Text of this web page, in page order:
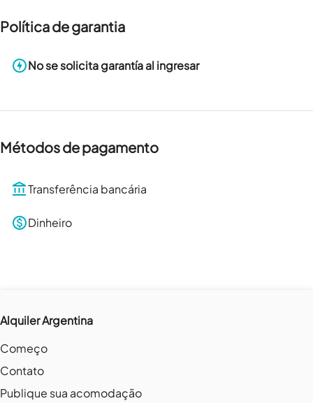
Política de garantia
No se solicita garantía al ingresar
Métodos de pagamento
Transferência bancária
Dinheiro
Alquiler Argentina
Começo
Contato
Publique sua acomodação